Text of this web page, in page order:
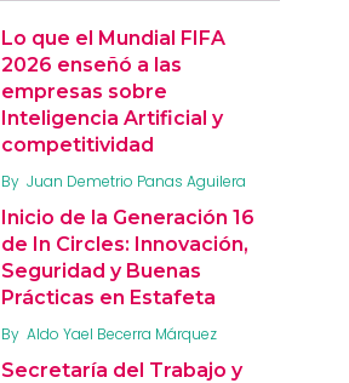
Lo que el Mundial FIFA
2026 enseñó a las
empresas sobre
Inteligencia Artificial y
competitividad
By Juan Demetrio Panas Aguilera
Inicio de la Generación 16
de In Circles: Innovación,
Seguridad y Buenas
Prácticas en Estafeta
By Aldo Yael Becerra Márquez
Secretaría del Trabajo y